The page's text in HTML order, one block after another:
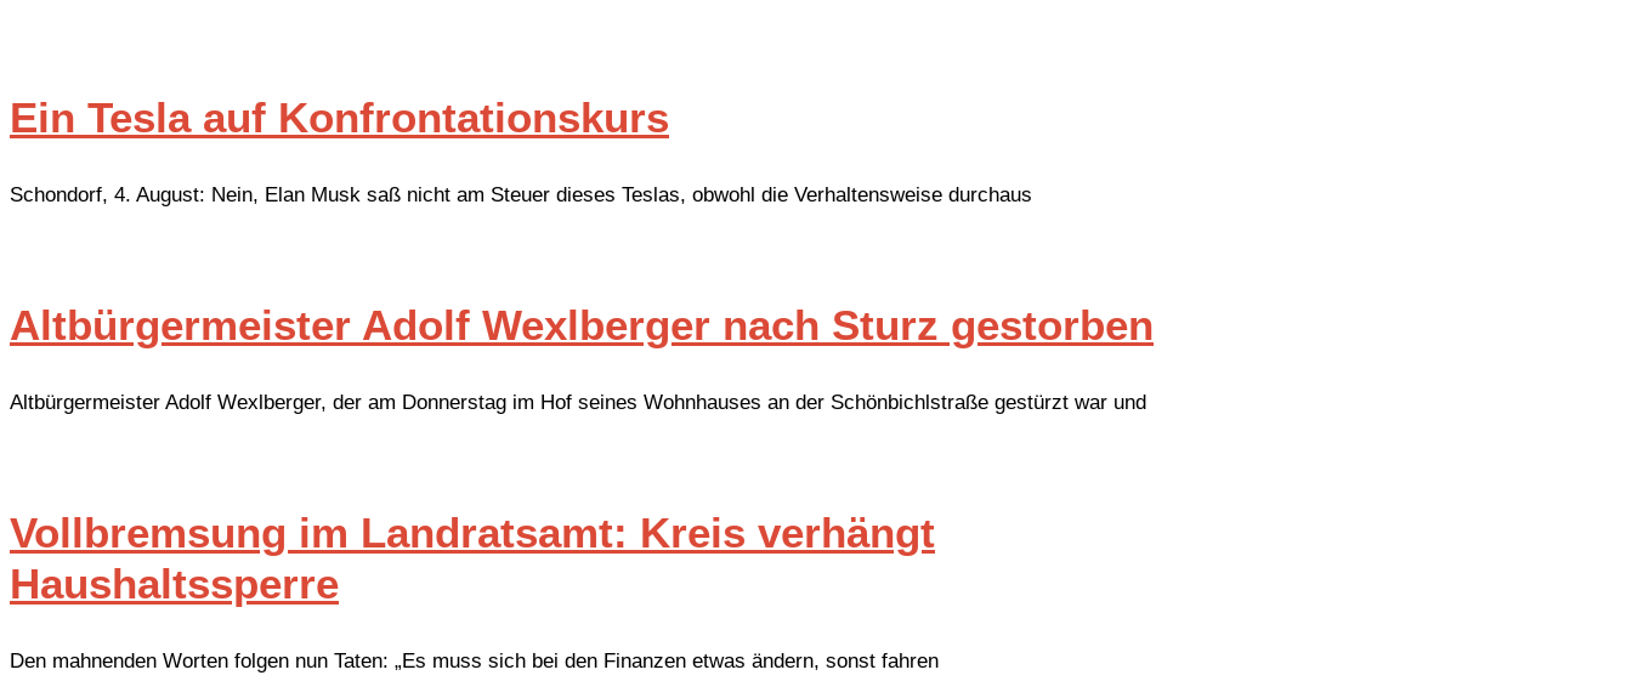
Ein Tesla auf Konfrontationskurs
Schondorf, 4. August: Nein, Elan Musk saß nicht am Steuer dieses Teslas, obwohl die Verhaltensweise durchaus
Altbürgermeister Adolf Wexlberger nach Sturz gestorben
Altbürgermeister Adolf Wexlberger, der am Donnerstag im Hof seines Wohnhauses an der Schönbichlstraße gestürzt war und
Vollbremsung im Landratsamt: Kreis verhängt
Haushaltssperre
Den mahnenden Worten folgen nun Taten: „Es muss sich bei den Finanzen etwas ändern, sonst fahren